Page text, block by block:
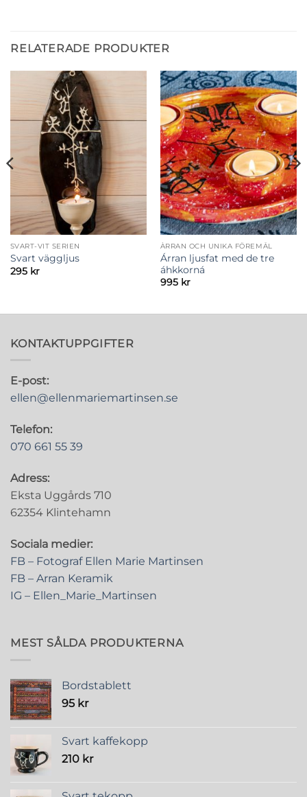
RELATERADE PRODUKTER
SVART-VIT SERIEN
Svart väggljus
295 kr
ÀRRAN OCH UNIKA FÖREMÅL
Árran ljusfat med de tre
áhkkorná
995 kr
KONTAKTUPPGIFTER
E-post:
ellen@ellenmariemartinsen.se
Telefon:
070 661 55 39
Adress:
Eksta Uggårds 710
62354 Klintehamn
Sociala medier:
FB – Fotograf Ellen Marie Martinsen
FB – Arran Keramik
IG – Ellen_Marie_Martinsen
MEST SÅLDA PRODUKTERNA
Bordstablett
95 kr
Svart kaffekopp
210 kr